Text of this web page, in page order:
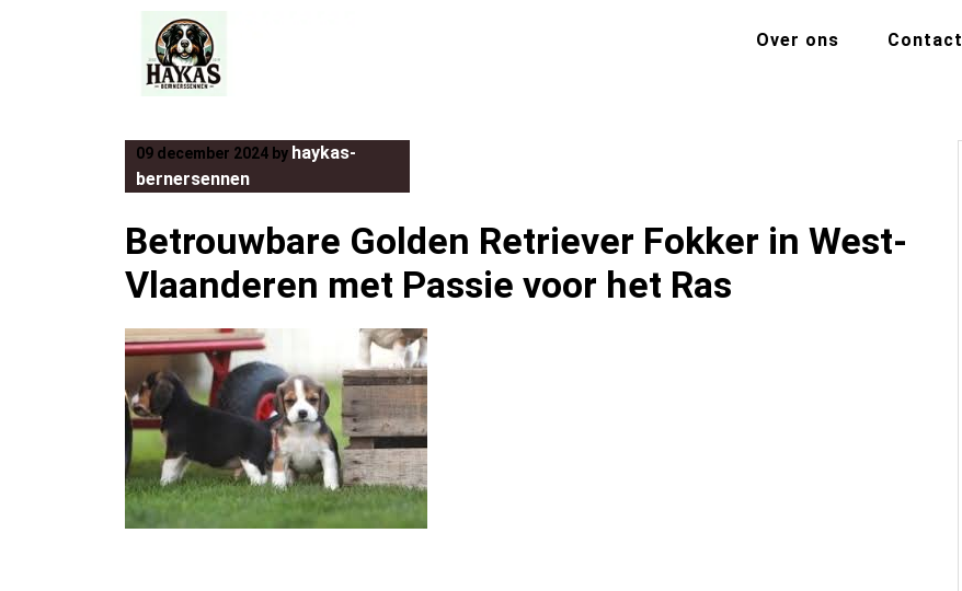
Over ons Contact
09 december 2024 by haykas-
bernersennen
Betrouwbare Golden Retriever Fokker in West-
Vlaanderen met Passie voor het Ras